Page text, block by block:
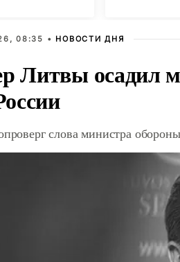
08:35 • НОВОСТИ ДНЯ
Литвы осадил
слова министра